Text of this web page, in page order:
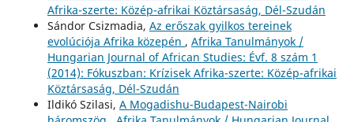
Afrika-szerte: Közép-afrikai Köztársaság, Dél-Szudán
Sándor Csizmadia, Az erőszak gyilkos tereinek
evolúciója Afrika közepén , Afrika Tanulmányok /
Hungarian Journal of African Studies: Évf. 8 szám 1
(2014): Fókuszban: Krízisek Afrika-szerte: Közép-afrikai
Köztársaság, Dél-Szudán
Ildikó Szilasi, A Mogadishu-Budapest-Nairobi